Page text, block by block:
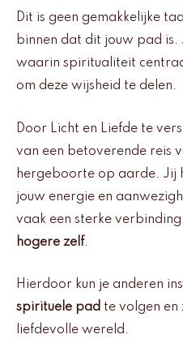
Dit is geen gemakkelijke
binnen dat dit jouw pad is.
waarin spiritualiteit
om deze wijsheid te delen.
Door Licht en Liefde te
van een betoverende reis
hergeboorte op aarde. Jij
jouw energie en
vaak een sterke
hogere zelf.
Hierdoor kun je anderen
spirituele pad te volgen en
liefdevolle wereld.